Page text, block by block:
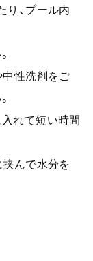
、プール内
中性洗剤をご
れて短い時間
挟んで水分を